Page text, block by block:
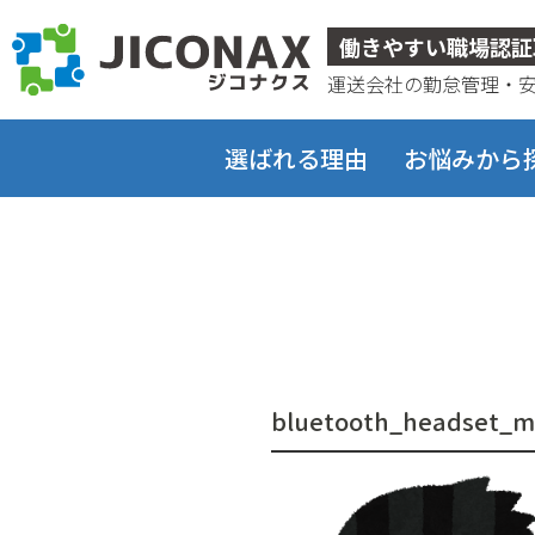
ジコナクス
働きやすい職場認
運送会社の勤怠管理・
選ばれる理由 お悩みから